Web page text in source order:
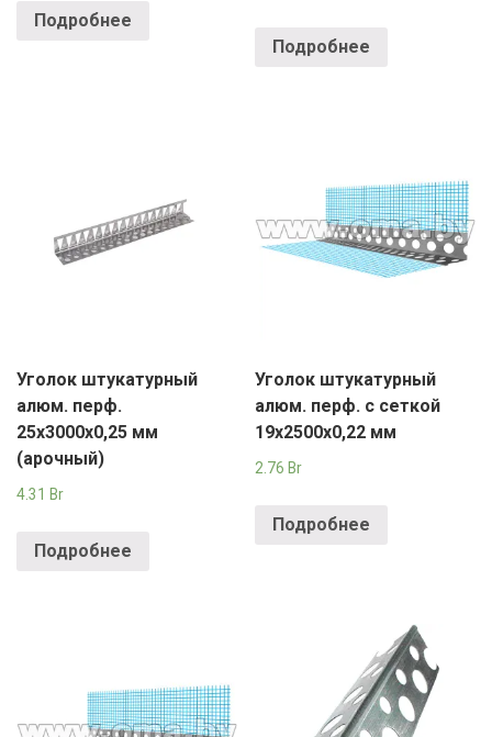
Подробнее
Подробнее
Уголок штукатурный
алюм. перф.
25х3000х0,25 мм
(арочный)
4.31 Br
Подробнее
Уголок штукатурный
алюм. перф. с сеткой
19х2500х0,22 мм
2.76Br
Подробнее